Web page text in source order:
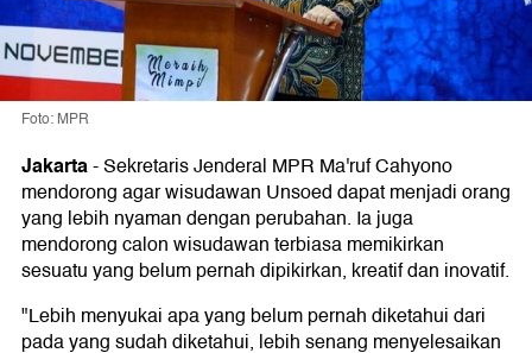
Foto: MPR
Jakarta-Sekretaris Jenderal MPR Ma'ruf Cahyono
mendorong agar wisudawan Unsoed dapat menjadi orang
yang lebih nyaman dengan perubahan. Ia juga
mendorong calon wisudawan terbiasa memikirkan
sesuatu yang belum pernah dipikirkan, kreatif dan inovatif.
"Lebih menyukai apa yang belum pernah diketahui dari
pada yang sudah diketahui, lebih senang menyelesaikan